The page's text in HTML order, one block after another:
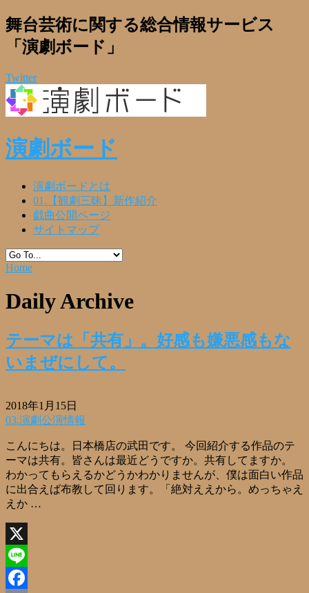
舞台芸術に関する総合情報サービス
「演劇ボード」
Twitter
演劇ボード
演劇ボードとは
01.【観劇三昧】新作紹介
戯曲公開ページ
サイトマップ
Home
Daily Archive
テーマは「共有」。好感も嫌悪感もな
いまぜにして。
2018年1月15日
03.演劇公演情報
こんにちは。日本橋店の武田です。 今回紹介する作品のテ
ーマは共有。皆さんは最近どうですか。共有してますか。
わかってもらえるかどうかわかりませんが、僕は面白い作品
に出合えば布教して回ります。「絶対ええから。めっちゃえ
えか …
X
Line